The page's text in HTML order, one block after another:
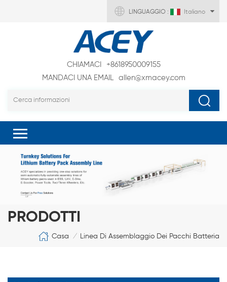
LINGUAGGIO : Italiano
CHIAMACI
+8618950009155
MANDACI UNA EMAIL
allen@xmacey.com
PRODOTTI
Casa / Linea Di Assemblaggio Dei Pacchi Batteria